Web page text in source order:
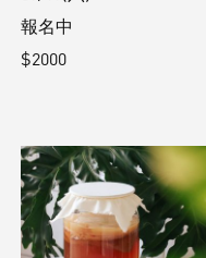
報名中
$2000